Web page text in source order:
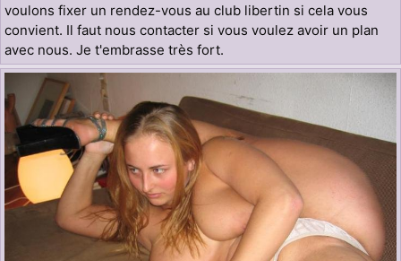
voulons fixer un rendez-vous au club libertin si cela vous
convient. Il faut nous contacter si vous voulez avoir un plan
avec nous. Je t'embrasse très fort.